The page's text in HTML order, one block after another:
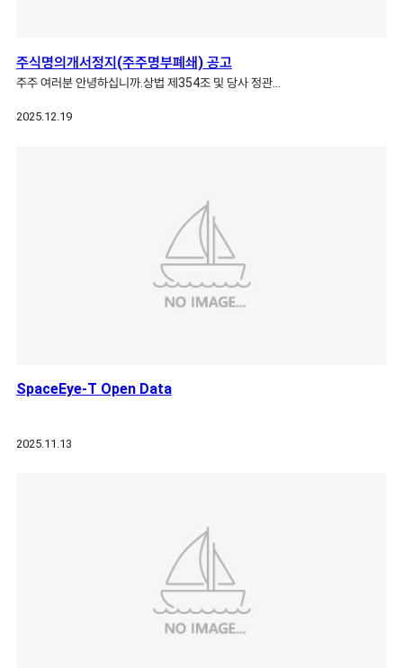
주식명의개서정지(주주명부폐쇄) 공고
주주 여러분 안녕하십니까.상법 제354조 및 당사 정관…
2025.12.19
SpaceEye-T Open Data
2025.11.13